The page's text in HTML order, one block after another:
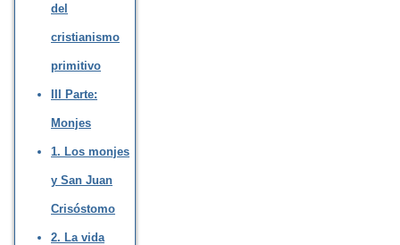
del
cristianismo
primitivo
III Parte:
Monjes
1. Los monjes
y San Juan
Crisóstomo
2. La vida